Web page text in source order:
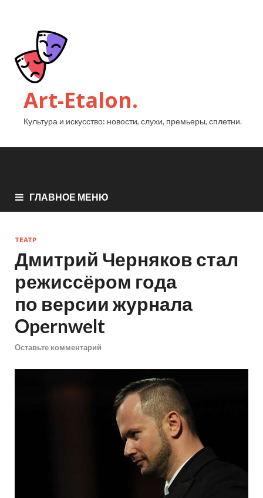
Art-Etalon.
Культура и искусство: новости, слухи, премьеры, сплетни.
ГЛАВНОЕ МЕНЮ
ТЕАТР
Дмитрий Черняков стал
режиссёром года
по версии журнала
Opernwelt
Оставьте комментарий